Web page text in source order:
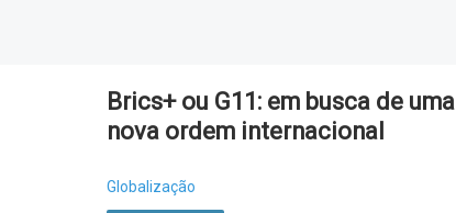
Brics+ ou G11: em busca de uma
nova ordem internacional
Globalização